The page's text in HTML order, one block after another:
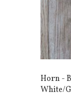
Horn -
White/